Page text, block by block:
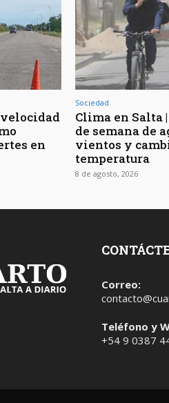
velocidad
en
Sociedad
Clima en Salta
de semana de
vientos y
temperatura
8 de agosto, 2026
Correo:
Teléfono y
+54 9 0387